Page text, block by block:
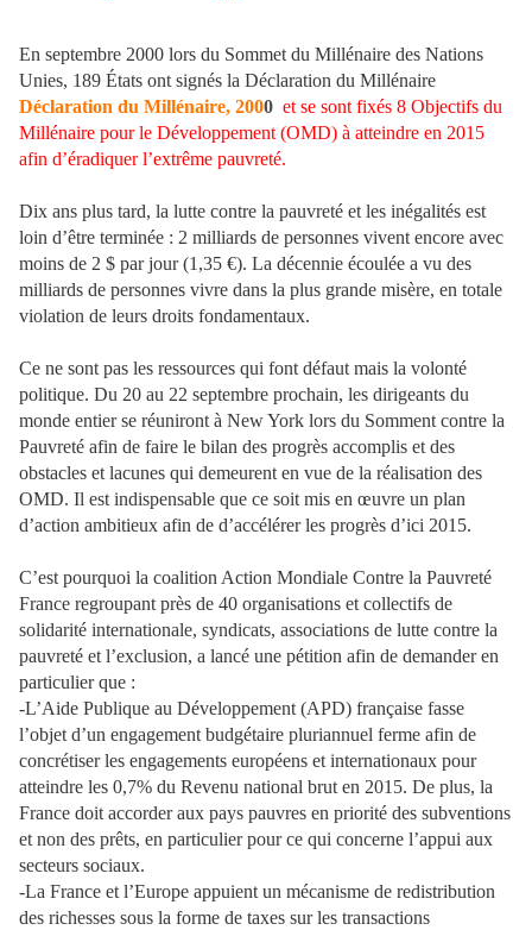
En septembre 2000 lors du Sommet du Millénaire des Nations
Unies, 189 États ont signés la Déclaration du Millénaire
Déclaration du Millénaire, 2000 et se sont fixés 8 Objectifs du
Millénaire pour le Développement (OMD) à atteindre en 2015
afin d’éradiquer l’extrême pauvreté.
Dix ans plus tard, la lutte contre la pauvreté et les inégalités est
loin d’être terminée : 2 milliards de personnes vivent encore avec
moins de 2 $ par jour (1,35 €). La décennie écoulée a vu des
milliards de personnes vivre dans la plus grande misère, en totale
violation de leurs droits fondamentaux.
Ce ne sont pas les ressources qui font défaut mais la volonté
politique. Du 20 au 22 septembre prochain, les dirigeants du
monde entier se réuniront à New York lors du Somment contre la
Pauvreté afin de faire le bilan des progrès accomplis et des
obstacles et lacunes qui demeurent en vue de la réalisation des
OMD. Il est indispensable que ce soit mis en œuvre un plan
d’action ambitieux afin de d’accélérer les progrès d’ici 2015.
C’est pourquoi la coalition Action Mondiale Contre la Pauvreté
France regroupant près de 40 organisations et collectifs de
solidarité internationale, syndicats, associations de lutte contre la
pauvreté et l’exclusion, a lancé une pétition afin de demander en
particulier que :
-L’Aide Publique au Développement (APD) française fasse
l’objet d’un engagement budgétaire pluriannuel ferme afin de
concrétiser les engagements européens et internationaux pour
atteindre les 0,7% du Revenu national brut en 2015. De plus, la
France doit accorder aux pays pauvres en priorité des subventions
et non des prêts, en particulier pour ce qui concerne l’appui aux
secteurs sociaux.
-La France et l’Europe appuient un mécanisme de redistribution
des richesses sous la forme de taxes sur les transactions